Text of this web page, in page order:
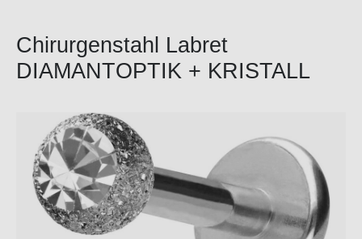
Chirurgenstahl Labret
DIAMANTOPTIK + KRISTALL